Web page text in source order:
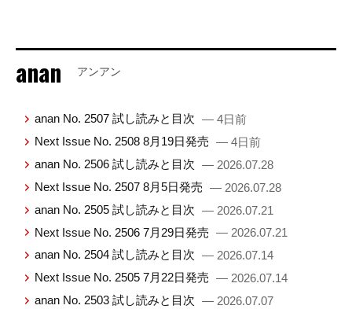
anan アンアン
anan No. 2507 試し読みと目次 — 4日前
Next Issue No. 2508 8月19日発売 — 4日前
anan No. 2506 試し読みと目次 — 2026.07.28
Next Issue No. 2507 8月5日発売 — 2026.07.28
anan No. 2505 試し読みと目次 — 2026.07.21
Next Issue No. 2506 7月29日発売 — 2026.07.21
anan No. 2504 試し読みと目次 — 2026.07.14
Next Issue No. 2505 7月22日発売 — 2026.07.14
anan No. 2503 試し読みと目次 — 2026.07.07